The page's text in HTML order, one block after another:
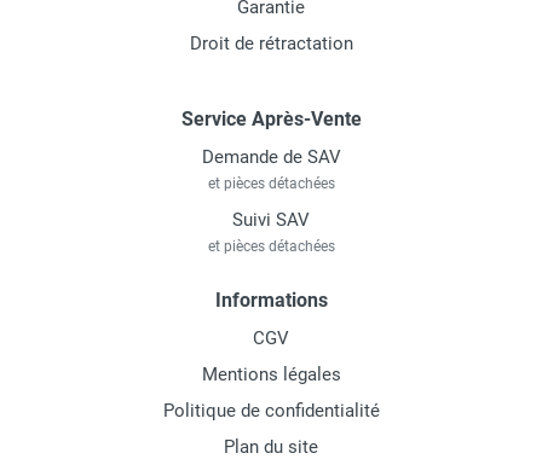
Garantie
Droit de rétractation
Service Après-Vente
Demande de SAV
et pièces détachées
Suivi SAV
et pièces détachées
Informations
CGV
Mentions légales
Politique de confidentialité
Plan du site